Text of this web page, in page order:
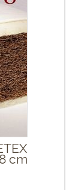
cm